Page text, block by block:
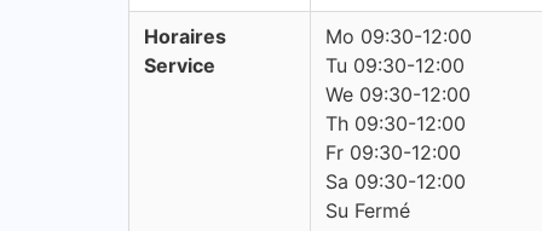
Horaires
Service
Mo 09:30-12:00
Tu 09:30-12:00
We 09:30-12:00
Th 09:30-12:00
Fr 09:30-12:00
Sa 09:30-12:00
Su Fermé